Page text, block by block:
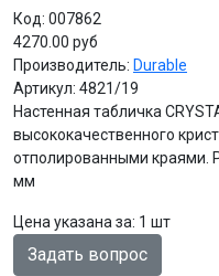
Код: 007862
4270.00 руб
Производитель: Durable
Артикул: 4821/19
Настенная табличка
высококачественного
отполированными краями.
мм
Цена указана за: 1 шт
Задать вопрос